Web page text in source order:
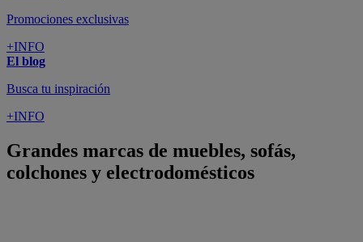
Promociones exclusivas
+INFO
El blog
Busca tu inspiración
+INFO
Grandes marcas de muebles, sofás,
colchones y electrodomésticos